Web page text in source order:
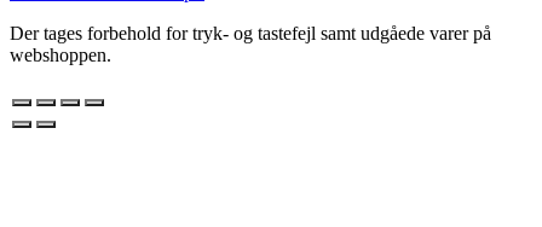
Der tages forbehold for tryk- og tastefejl samt udgåede varer på
webshoppen.